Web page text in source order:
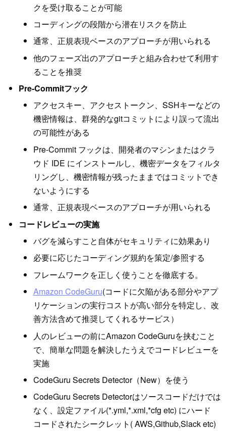
クを受け取ることが可能
コーディングの段階から潜在リスクを防止
通常、正規表現ベースのアプローチが用いられる
他のフェーズ出のアプローチと組み合わせて利用す
ることを推奨
Pre-Commitフック
アクセスキー、アクセストークン、SSHキーなどの
機密情報は、群発的なgitコミットにより誤って流出
の可能性がある
Pre-Commit フックは、開発者のマシンまたはクラ
ウド IDE にインストールし、機密データをフィルタ
リングし、機密情報が残ったままではコミットでき
ないようにする
通常、正規表現ベースのアプローチが⽤いられる
コードレビューの実施
バグを減らすこと自体がセキュリティに効果あり
必要に応じたコーディング規約を策定/参照する
フレームワークを正しく使うことを徹底する。
Amazon CodeGuru(コードに欠陥がある部分やアプ
リケーションの実行コストが高い部分を特定し、改
善方法含めて推奨してくれるサービス）
人のレビューの前にAmazon CodeGuruを挟むこと
で、簡単な問題を解決したうえでコードレビューを
実施
CodeGuru Secrets Detector（New）を使う
CodeGuru Secrets Detectorはソースコードだけでは
なく、設定ファイル(*.yml,*.xml,*cfg etc) にハード
コードされたシークレット( AWS,Github,Slack etc)